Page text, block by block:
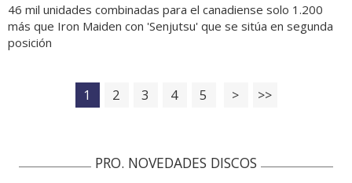
46 mil unidades combinadas para el canadiense solo 1.200
más que Iron Maiden con 'Senjutsu' que se sitúa en segunda
posición
1 2 3 4 5 > >>
PRO. NOVEDADES DISCOS